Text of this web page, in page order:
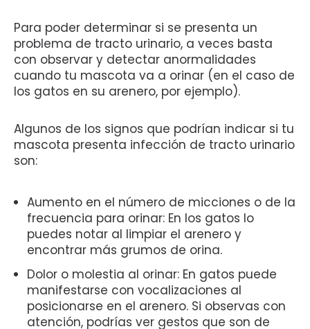
Para poder determinar si se presenta un
problema de tracto urinario, a veces basta
con observar y detectar anormalidades
cuando tu mascota va a orinar (en el caso de
los gatos en su arenero, por ejemplo).
Algunos de los signos que podrían indicar si tu
mascota presenta infección de tracto urinario
son:
Aumento en el número de micciones o de la
frecuencia para orinar: En los gatos lo
puedes notar al limpiar el arenero y
encontrar más grumos de orina.
Dolor o molestia al orinar: En gatos puede
manifestarse con vocalizaciones al
posicionarse en el arenero. Si observas con
atención, podrías ver gestos que son de